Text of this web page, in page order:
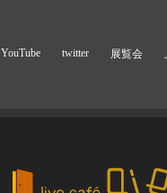
YouTube twitter 展覧会